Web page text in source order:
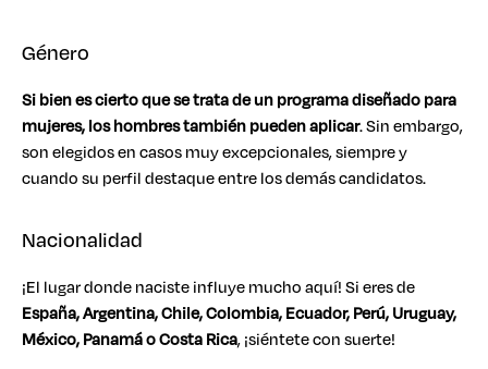
Género
Si bien es cierto que se trata de un programa diseñado para
mujeres, los hombres también pueden aplicar. Sin embargo,
son elegidos en casos muy excepcionales, siempre y
cuando su perfil destaque entre los demás candidatos.
Nacionalidad
¡El lugar donde naciste influye mucho aquí! Si eres de
España, Argentina, Chile, Colombia, Ecuador, Perú, Uruguay,
México, Panamá o Costa Rica, ¡siéntete con suerte!